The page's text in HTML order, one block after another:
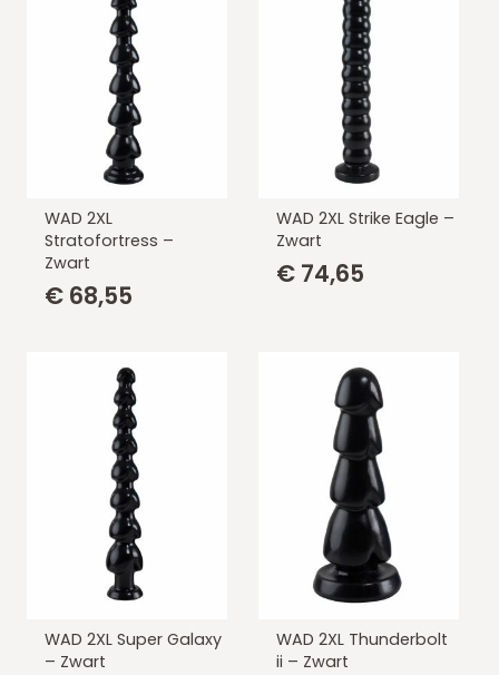
WAD 2XL
Stratofortress –
Zwart
€ 68,55
WAD 2XL Strike Eagle –
Zwart
€ 74,65
WAD 2XL Super Galaxy
– Zwart
WAD 2XL Thunderbolt
ii – Zwart